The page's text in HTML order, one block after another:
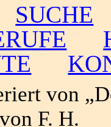
SUCHE
von
von F. H.